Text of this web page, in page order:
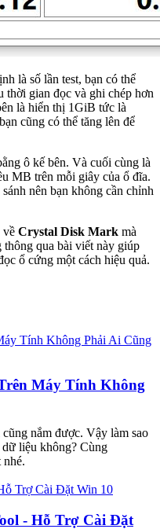
là số lần test, bạn có thể
thời gian đọc và ghi chép hơn
là hiển thị 1GiB tức là
cũng có thể tăng lên để
ô kế bên. Và cuối cùng là
MB trên mỗi giây của ổ đĩa.
nên bạn không cần chỉnh
về Crystal Disk Mark mà
qua bài viết này giúp
ổ cứng một cách hiệu quả.
Máy Tính Không
nắm được. Vậy làm sao
liệu không? Cùng
nhé.
- Hỗ Trợ Cài Đặt